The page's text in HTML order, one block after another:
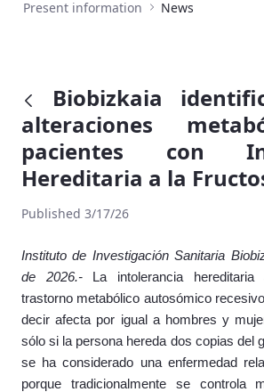
Present information News
Biobizkaia
alteraciones
pacientes con
Hereditaria a la
Published 3/17/26
Instituto de Investigación Sanitaria
de 2026.-La intolerancia
trastorno metabólico autosómico
decir afecta por igual a hombres y
sólo si la persona hereda dos copias del
se ha considerado una enfermedad
porque tradicionalmente se controla